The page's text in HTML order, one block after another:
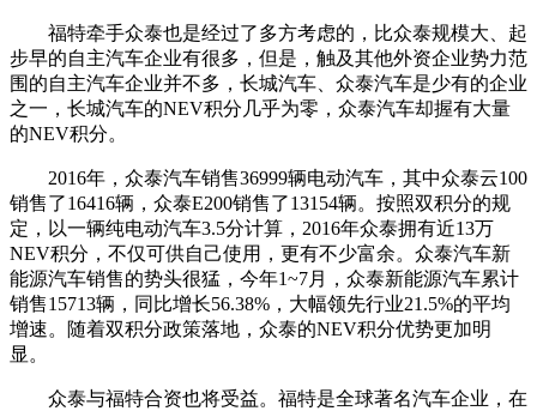
福特牵手众泰也是经过了多方考虑的，比众泰规模大、起
步早的自主汽车企业有很多，但是，触及其他外资企业势力范
围的自主汽车企业并不多，长城汽车、众泰汽车是少有的企业
之一，长城汽车的NEV积分几乎为零，众泰汽车却握有大量
的NEV积分。
2016年，众泰汽车销售36999辆电动汽车，其中众泰云100
销售了16416辆，众泰E200销售了13154辆。按照双积分的规
定，以一辆纯电动汽车3.5分计算，2016年众泰拥有近13万
NEV积分，不仅可供自己使用，更有不少富余。众泰汽车新
能源汽车销售的势头很猛，今年1~7月，众泰新能源汽车累计
销售15713辆，同比增长56.38%，大幅领先行业21.5%的平均
增速。随着双积分政策落地，众泰的NEV积分优势更加明
显。
众泰与福特合资也将受益。福特是全球著名汽车企业，在